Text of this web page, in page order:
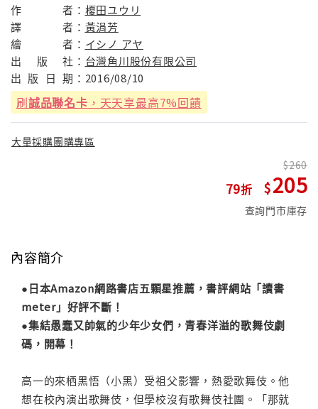
作 者： 榎田ユウリ
譯
者： 黃涓芳
繪
者： イシノ アヤ
出
版 社： 台灣角川股份有限公司
出 版 日 期： 2016/08/10
刷誠品聯名卡 ，天天享最高7%回饋
大量採購團購專區
79
260
205
查詢門市庫存
內容簡介
●日本Amazon網路書店五顆星推薦，書評網站「讀書
meter」好評不斷！
●集結愚蠢又帥氣的少年少女們，青春洋溢的歌舞伎劇
碼，開幕！
高一的來栖黑悟（小黑）受祖父影響，熱愛歌舞伎。他
想在校內演出歌舞伎，但學校沒有歌舞伎社團。「那就